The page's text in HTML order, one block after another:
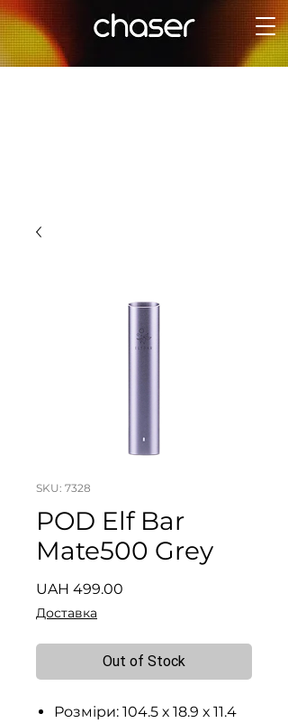
SKU: 7328
POD Elf Bar
Mate500 Grey
UAH 499.00
Доставка
Out of Stock
Розміри: 104.5 х 18.9 х 11.4